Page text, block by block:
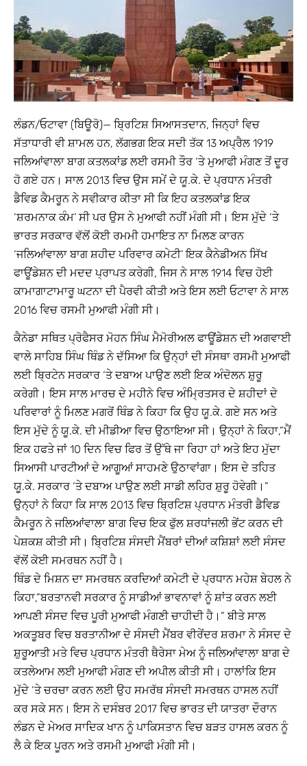
ਲੰਡਨ/ਓਟਾਵਾ (ਬਿਊਰੋ)— ਬ੍ਰਿਟਿਸ਼ ਸਿਆਸਤਦਾਨ, ਜਿਨ੍ਹਾਂ ਵਿਚ
ਸੱਤਾਧਾਰੀ ਵੀ ਸ਼ਾਮਲ ਹਨ, ਲੱਗਭਗ ਇਕ ਸਦੀ ਤੱਕ 13 ਅਪ੍ਰੈਲ 1919
ਜਲਿਆਂਵਾਲਾ ਬਾਗ ਕਤਲਕਾਂਡ ਲਈ ਰਸਮੀ ਤੌਰ ‘ਤੇ ਮੁਆਫੀ ਮੰਗਣ ਤੋਂ ਦੂਰ
ਹੋ ਗਏ ਹਨ। ਸਾਲ 2013 ਵਿਚ ਉਸ ਸਮੇਂ ਦੇ ਯੂ.ਕੇ. ਦੇ ਪ੍ਰਧਾਨ ਮੰਤਰੀ
ਡੈਵਿਡ ਕੈਮਰੂਨ ਨੇ ਸਵੀਕਾਰ ਕੀਤਾ ਸੀ ਕਿ ਇਹ ਕਤਲਕਾਂਡ ਇਕ
‘ਸ਼ਰਮਨਾਕ ਕੰਮ’ ਸੀ ਪਰ ਉਸ ਨੇ ਮੁਆਫੀ ਨਹੀਂ ਮੰਗੀ ਸੀ। ਇਸ ਮੁੱਦੇ ‘ਤੇ
ਭਾਰਤ ਸਰਕਾਰ ਵੱਲੋਂ ਕੋਈ ਰਮਮੀ ਹਮਾਇਤ ਨਾ ਮਿਲਣ ਕਾਰਨ
‘ਜਲਿਆਂਵਾਲਾ ਬਾਗ ਸ਼ਹੀਦ ਪਰਿਵਾਰ ਕਮੇਟੀ’ ਇਕ ਕੈਨੇਡੀਅਨ ਸਿੱਖ
ਫਾਊਂਡੇਸ਼ਨ ਦੀ ਮਦਦ ਪ੍ਰਾਪਤ ਕਰੇਗੀ, ਜਿਸ ਨੇ ਸਾਲ 1914 ਵਿਚ ਹੋਈ
ਕਾਮਾਗਾਟਾਮਾਰੂ ਘਟਨਾ ਦੀ ਪੈਰਵੀ ਕੀਤੀ ਅਤੇ ਇਸ ਲਈ ਓਟਾਵਾ ਨੇ ਸਾਲ
2016 ਵਿਚ ਰਸਮੀ ਮੁਆਫੀ ਮੰਗੀ ਸੀ।
ਕੈਨੇਡਾ ਸਥਿਤ ਪ੍ਰੋਫੈਸਰ ਮੋਹਨ ਸਿੰਘ ਮੈਮੋਰੀਅਲ ਫਾਊਂਡੇਸ਼ਨ ਦੀ ਅਗਵਾਈ
ਵਾਲੇ ਸਾਹਿਬ ਸਿੰਘ ਥਿੰਡ ਨੇ ਦੱਸਿਆ ਕਿ ਉਨ੍ਹਾਂ ਦੀ ਸੰਸਥਾ ਰਸਮੀ ਮੁਆਫੀ
ਲਈ ਬ੍ਰਿਟੇਨ ਸਰਕਾਰ ‘ਤੇ ਦਬਾਅ ਪਾਉਣ ਲਈ ਇਕ ਅੰਦੋਲਨ ਸ਼ੁਰੂ
ਕਰੇਗੀ। ਇਸ ਸਾਲ ਮਾਰਚ ਦੇ ਮਹੀਨੇ ਵਿਚ ਅੰਮ੍ਰਿਤਸਰ ਦੇ ਸ਼ਹੀਦਾਂ ਦੇ
ਪਰਿਵਾਰਾਂ ਨੂੰ ਮਿਲਣ ਮਗਰੋਂ ਥਿੰਡ ਨੇ ਕਿਹਾ ਕਿ ਉਹ ਯੂ.ਕੇ. ਗਏ ਸਨ ਅਤੇ
ਇਸ ਮੁੱਦੇ ਨੂੰ ਯੂ.ਕੇ. ਦੀ ਮੀਡੀਆ ਵਿਚ ਉਠਾਇਆ ਸੀ। ਉਨ੍ਹਾਂ ਨੇ ਕਿਹਾ,”ਮੈਂ
ਇਕ ਹਫਤੇ ਜਾਂ 10 ਦਿਨ ਵਿਚ ਫਿਰ ਤੋਂ ਉੱਥੇ ਜਾ ਰਿਹਾ ਹਾਂ ਅਤੇ ਇਹ ਮੁੱਦਾ
ਸਿਆਸੀ ਪਾਰਟੀਆਂ ਦੇ ਆਗੂਆਂ ਸਾਹਮਣੇ ਉਠਾਵਾਂਗਾ। ਇਸ ਦੇ ਤਹਿਤ
ਯੂ.ਕੇ. ਸਰਕਾਰ ‘ਤੇ ਦਬਾਅ ਪਾਉਣ ਲਈ ਸਾਡੀ ਲਹਿਰ ਸ਼ੁਰੂ ਹੋਵੇਗੀ।”
ਉਨ੍ਹਾਂ ਨੇ ਕਿਹਾ ਕਿ ਸਾਲ 2013 ਵਿਚ ਬ੍ਰਿਟਿਸ਼ ਪ੍ਰਧਾਨ ਮੰਤਰੀ ਡੈਵਿਡ
ਕੈਮਰੂਨ ਨੇ ਜਲਿਆਂਵਾਲਾ ਬਾਗ ਵਿਚ ਇਕ ਫੁੱਲ ਸ਼ਰਧਾਂਜਲੀ ਭੇਂਟ ਕਰਨ ਦੀ
ਪੇਸ਼ਕਸ਼ ਕੀਤੀ ਸੀ। ਬ੍ਰਿਟਿਸ਼ ਸੰਸਦੀ ਮੈਂਬਰਾਂ ਦੀਆਂ ਕਸ਼ਿਸ਼ਾਂ ਲਈ ਸੰਸਦ
ਵੱਲੋਂ ਕੋਈ ਸਮਰਥਨ ਨਹੀਂ ਹੈ।
ਥਿੰਡ ਦੇ ਮਿਸ਼ਨ ਦਾ ਸਮਰਥਨ ਕਰਦਿਆਂ ਕਮੇਟੀ ਦੇ ਪ੍ਰਧਾਨ ਮਹੇਸ਼ ਬੇਹਲ ਨੇ
ਕਿਹਾ,”ਬਰਤਾਨਵੀ ਸਰਕਾਰ ਨੂੰ ਸਾਡੀਆਂ ਭਾਵਨਾਵਾਂ ਨੂੰ ਸ਼ਾਂਤ ਕਰਨ ਲਈ
ਆਪਣੀ ਸੰਸਦ ਵਿਚ ਪੂਰੀ ਮੁਆਫੀ ਮੰਗਣੀ ਚਾਹੀਦੀ ਹੈ।” ਬੀਤੇ ਸਾਲ
ਅਕਤੂਬਰ ਵਿਚ ਬਰਤਾਨੀਆ ਦੇ ਸੰਸਦੀ ਮੈਂਬਰ ਵੀਰੇਂਦਰ ਸ਼ਰਮਾ ਨੇ ਸੰਸਦ ਦੇ
ਸ਼ੁਰੂਆਤੀ ਮਤੇ ਵਿਚ ਪ੍ਰਧਾਨ ਮੰਤਰੀ ਥੈਰੇਸਾ ਮੇਅ ਨੂੰ ਜਲਿਆਂਵਾਲਾ ਬਾਗ ਦੇ
ਕਤਲੇਆਮ ਲਈ ਮੁਆਫੀ ਮੰਗਣ ਦੀ ਅਪੀਲ ਕੀਤੀ ਸੀ। ਹਾਲਾਂਕਿ ਇਸ
ਮੁੱਦੇ ‘ਤੇ ਚਰਚਾ ਕਰਨ ਲਈ ਉਹ ਸਮਰੱਥ ਸੰਸਦੀ ਸਮਰਥਨ ਹਾਸਲ ਨਹੀਂ
ਕਰ ਸਕੇ ਸਨ। ਇਸ ਨੇ ਦਸੰਬਰ 2017 ਵਿਚ ਭਾਰਤ ਦੀ ਯਾਤਰਾ ਦੌਰਾਨ
ਲੰਡਨ ਦੇ ਮੇਅਰ ਸਾਦਿਕ ਖਾਨ ਨੂੰ ਪਾਕਿਸਤਾਨ ਵਿਚ ਬੜਤ ਹਾਸਲ ਕਰਨ ਨੂੰ
ਲੈ ਕੇ ਇਕ ਪੂਰਨ ਅਤੇ ਰਸਮੀ ਮੁਆਫੀ ਮੰਗੀ ਸੀ।